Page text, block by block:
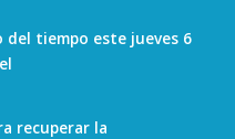
del tiempo este jueves 6
recuperar la